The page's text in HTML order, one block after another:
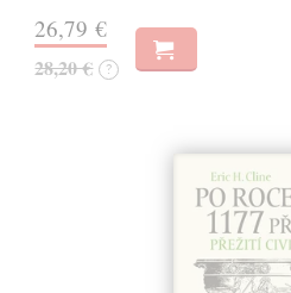
26,79 €
28,20 € ?